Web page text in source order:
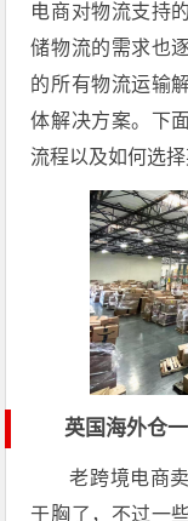
电商对物流支持
储物流的需求也
的所有物流运输
体解决方案。下
流程以及如何选
英国海外仓
老跨境电商
于胸了，不过一